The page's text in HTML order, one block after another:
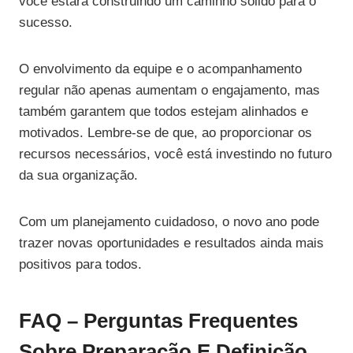
sucesso.
O envolvimento da equipe e o acompanhamento
regular não apenas aumentam o engajamento, mas
também garantem que todos estejam alinhados e
motivados. Lembre-se de que, ao proporcionar os
recursos necessários, você está investindo no futuro
da sua organização.
Com um planejamento cuidadoso, o novo ano pode
trazer novas oportunidades e resultados ainda mais
positivos para todos.
FAQ – Perguntas Frequentes